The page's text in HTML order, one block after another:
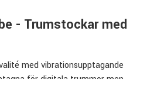
- Trumstockar med
med vibrationsupptagande
för digitala trummor men